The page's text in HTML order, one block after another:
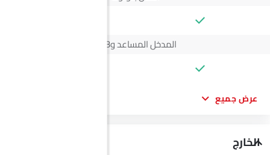
المدخل المساعد وUSB
عرض جميع
الخارج